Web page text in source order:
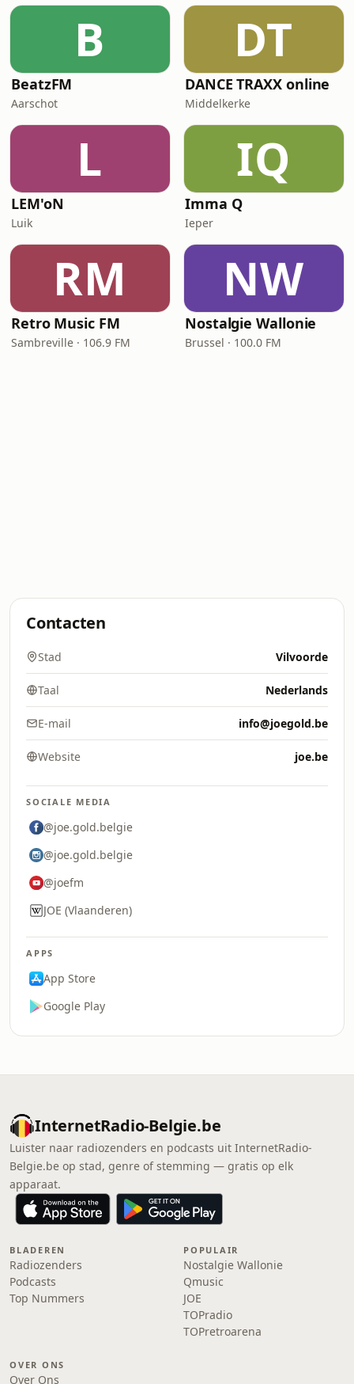
B
BeatzFM
Aarschot
DT
DANCE TRAXX online
Middelkerke
L
LEM'oN
Luik
IQ
Imma Q
Ieper
RM
Retro Music FM
Sambreville · 106.9 FM
NW
Nostalgie Wallonie
Brussel · 100.0 FM
Contacten
Stad Vilvoorde
Taal Nederlands
E-mail info@joegold.be
Website joe.be
SOCIALE MEDIA
@joe.gold.belgie
@joe.gold.belgie
@joefm
JOE (Vlaanderen)
APPS
App Store
Google Play
InternetRadio-Belgie.be
Luister naar radiozenders en podcasts uit InternetRadio-
Belgie.be op stad, genre of stemming — gratis op elk
apparaat.
BLADEREN
Radiozenders
Podcasts
Top Nummers
POPULAIR
Nostalgie Wallonie
Qmusic
JOE
TOPradio
TOPretroarena
OVER ONS
Over Ons